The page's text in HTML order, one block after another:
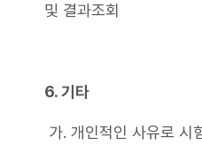
및 결과조회
6. 기타
가. 개인적인 사유로 시